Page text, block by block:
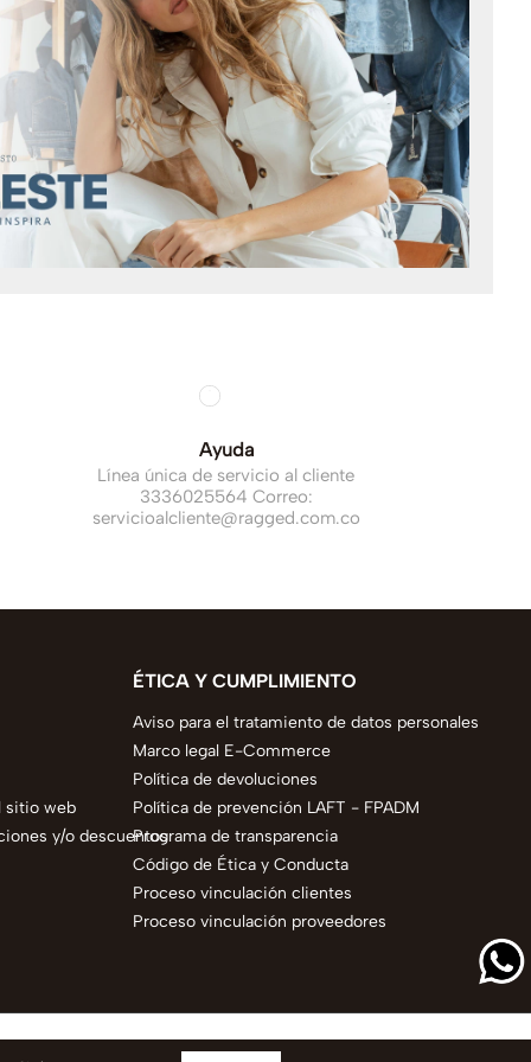
Ayuda
Línea única de servicio al cliente
3336025564 Correo:
servicioalcliente@ragged.com.co
sitio web
y/o descuentos
ÉTICA Y CUMPLIMIENTO
Aviso para el tratamiento de datos personales
Marco legal E-Commerce
Política de devoluciones
Política de prevención LAFT - FPADM
Programa de transparencia
Código de Ética y Conducta
Proceso vinculación clientes
Proceso vinculación proveedores